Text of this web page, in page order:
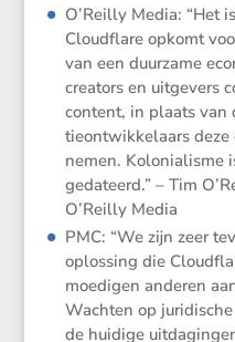
O’Reilly Media: “Het
Cloud­flare opkomt
van een duurzame
creators en uitge­vers
content, in plaats
tie­ont­wik­ke­laars deze
nemen. Koloni­a­lisme
gedateerd.” – Tim
O’Reilly Media
PMC: “We zijn zeer
oplos­sing die
moedigen anderen
Wachten op
de huidige